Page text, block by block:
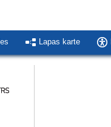
Lapas karte